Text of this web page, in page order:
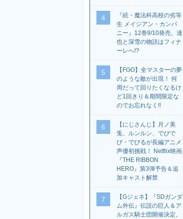
4
『続・魔法科高校の劣等
生 メイジアン・カンパ
ニー』12巻9/10発売。達
也と深雪の物語はフィナ
ーレへ!?
5
【FGO】全マスターの夢
のような敵が出現！ 何
周だって回りたくなるけ
ど1回きり＆期間限定な
のでお忘れなく!!
6
【にじさんじ】月ノ美
兎、ルンルン、でびで
び・でびるが長編アニメ
声優初挑戦！ Netflix映画
『THE RIBBON
HERO』第3弾予告＆追
加キャスト解禁
7
【Gジェネ】『SDガンダ
ム外伝』伝説の巨人＆ア
ルガス騎士団開催決定。